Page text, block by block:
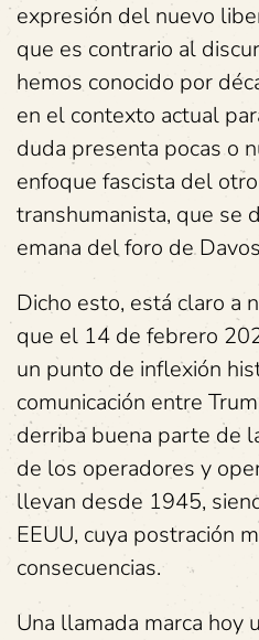
expresión del nuevo
que es contrario al
hemos conocido por
en el contexto actual
duda presenta pocas o
enfoque fascista del
transhumanista, que se
emana del foro de
Dicho esto, está claro a
que el 14 de febrero
un punto de inflexión
comunicación entre
derriba buena parte de
de los operadores y
llevan desde 1945,
EEUU, cuya postración
consecuencias.
Una llamada marca hoy